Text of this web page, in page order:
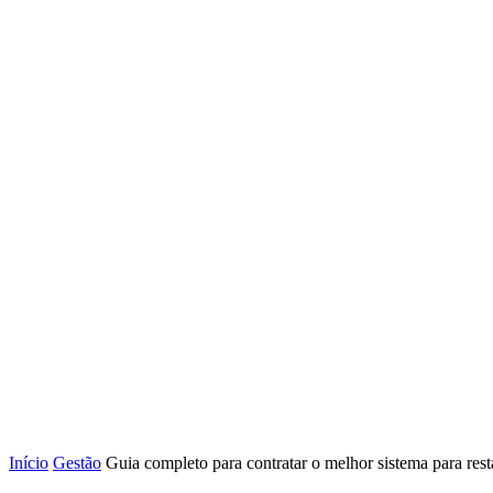
Início Gestão Guia completo para contratar o melhor sistema para